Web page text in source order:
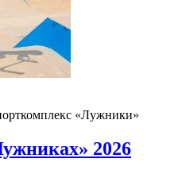
«Лужники»
2026